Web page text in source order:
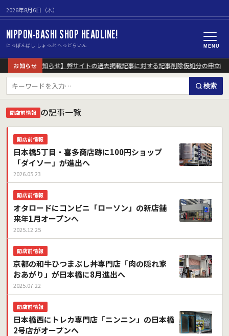
2026年8月6日（木）
NIPPON-BASHI SHOP HEADLINE!
にっぽんばし しょっぷ へっどらいん MENU
お知らせ
【重要なお知らせ】弊サイトの過去掲載記事に対する記事削除仮処分の申立に
検索
開店前情報 の記事一覧
開店前情報
日本橋5丁目・喜多商店跡に100円ショップ
「ダイソー」が進出へ
2026.05.23
開店前情報
オタロードにコンビニ「ローソン」の新店舗
来年1月オープンへ
2025.12.25
開店前情報
京都の和牛ひつまぶし丼専門店「肉の隠れ家
おあがり」が日本橋に8月進出へ
2025.07.22
開店前情報
日本橋西にトレカ専門店「ニンニン」の日本橋
2号店がオープンへ